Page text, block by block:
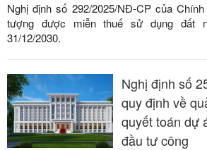
Nghị định số 292/2025/NĐ-CP của
tượng được miễn thuế sử dụng đất
31/12/2030.
Nghị định số
quy định về
quyết toán dự
đầu tư công